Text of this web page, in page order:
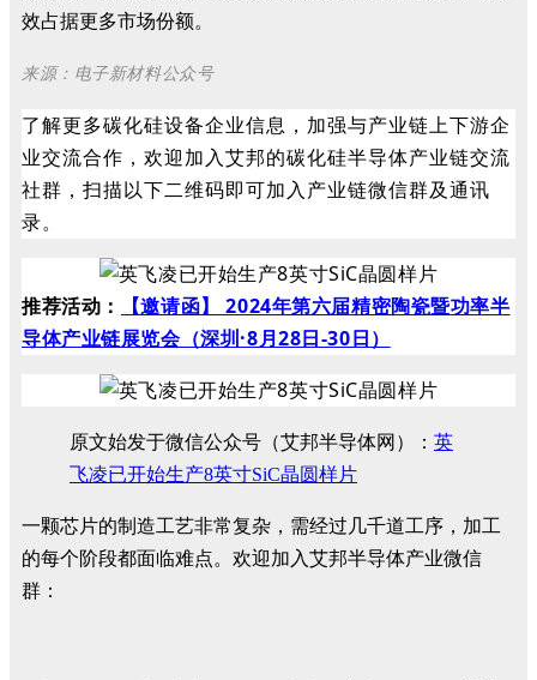
效占据更多市场份额。
来源：电子新材料公众号
了解更多碳化硅设备企业信息，加强与产业链上下游企
业交流合作，欢迎加入艾邦的碳化硅半导体产业链交流
社群，扫描以下二维码即可加入产业链微信群及通讯
录。
推荐活动 ：
【邀请函】 2024年第六届精密陶瓷暨功率半
导体产业链展览会（深圳·8月28日-30日）
原文始发于微信公众号（艾邦半导体网）： 英
飞凌已开始生产8英寸SiC晶圆样片
一颗芯片的制造工艺非常复杂，需经过几千道工序，加工
的每个阶段都面临难点。欢迎加入艾邦半导体产业微信
群：